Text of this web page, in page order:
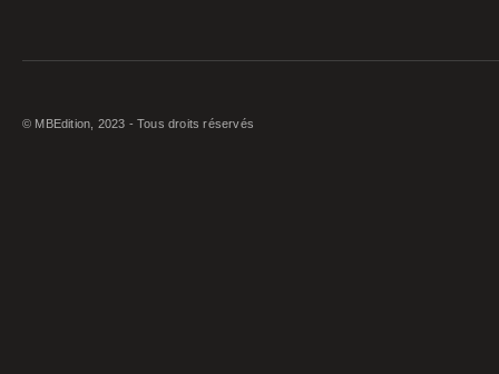
© MBEdition, 2023 - Tous droits réservés